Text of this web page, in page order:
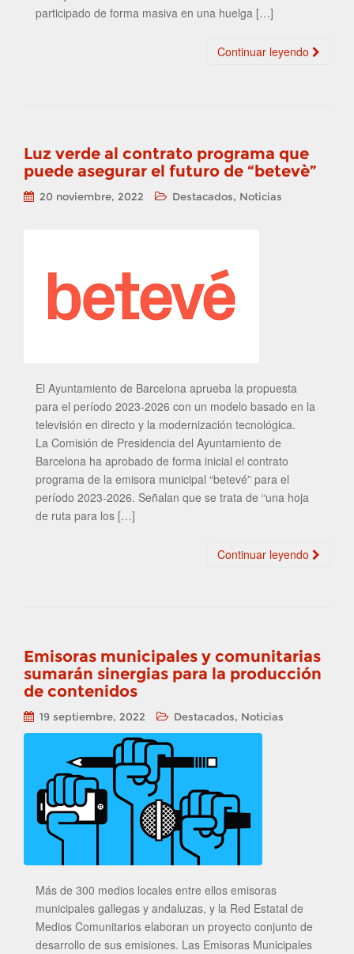
participado de forma masiva en una huelga […]
Continuar leyendo
Luz verde al contrato programa que
puede asegurar el futuro de “betevè”
20 noviembre, 2022 Destacados, Noticias
El Ayuntamiento de Barcelona aprueba la propuesta
para el período 2023-2026 con un modelo basado en la
televisión en directo y la modernización tecnológica.
La Comisión de Presidencia del Ayuntamiento de
Barcelona ha aprobado de forma inicial el contrato
programa de la emisora municipal “betevé” para el
período 2023-2026. Señalan que se trata de “una hoja
de ruta para los […]
Continuar leyendo
Emisoras municipales y comunitarias
sumarán sinergias para la producción
de contenidos
19 septiembre, 2022 Destacados, Noticias
Más de 300 medios locales entre ellos emisoras
municipales gallegas y andaluzas, y la Red Estatal de
Medios Comunitarios elaboran un proyecto conjunto de
desarrollo de sus emisiones. Las Emisoras Municipales